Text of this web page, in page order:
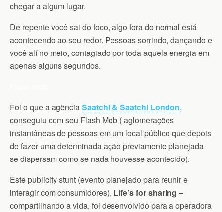
chegar a algum lugar.
De repente você sai do foco, algo fora do normal está
acontecendo ao seu redor. Pessoas sorrindo, dançando e
você alí no meio, contagiado por toda aquela energia em
apenas alguns segundos.
Foi o que a agênciaSaatchi & Saatchi London,
conseguiu com seu Flash Mob (aglomerações
instantâneas de pessoas em um local público que depois
de fazer uma determinada ação previamente planejada
se dispersam como se nada houvesse acontecido).
Este publicity stunt (evento planejado para reunir e
interagir com consumidores), Life’s for sharing –
compartilhando a vida, foi desenvolvido para a operadora